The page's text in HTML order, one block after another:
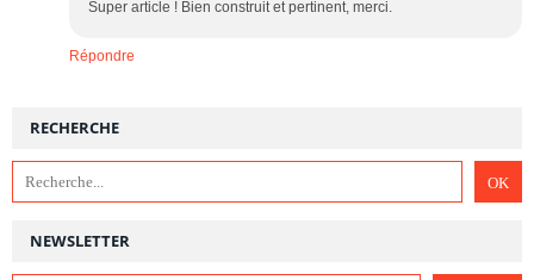
Super article ! Bien construit et pertinent, merci.
Répondre
NEWSLETTER
RECHERCHE